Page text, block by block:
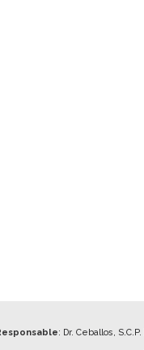
: Dr. Ceballos, S.C.P. |